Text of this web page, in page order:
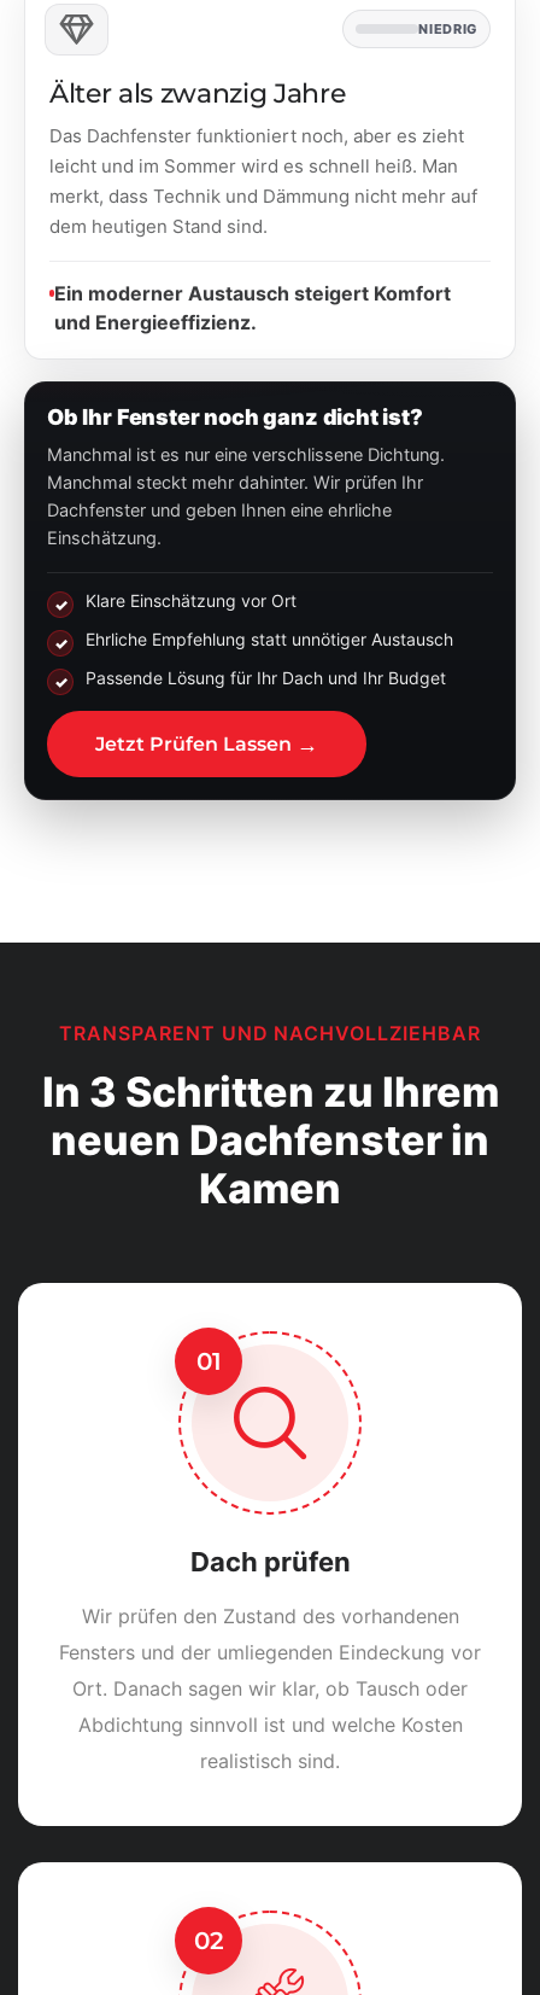
NIEDRIG
Älter als zwanzig Jahre
Das Dachfenster funktioniert noch, aber es zieht
leicht und im Sommer wird es schnell heiß. Man
merkt, dass Technik und Dämmung nicht mehr auf
dem heutigen Stand sind.
Ein moderner Austausch steigert Komfort
und Energieeffizienz.
Ob Ihr Fenster noch ganz dicht ist?
Manchmal ist es nur eine verschlissene Dichtung.
Manchmal steckt mehr dahinter. Wir prüfen Ihr
Dachfenster und geben Ihnen eine ehrliche
Einschätzung.
✓ Klare Einschätzung vor Ort
✓ Ehrliche Empfehlung statt unnötiger Austausch
✓ Passende Lösung für Ihr Dach und Ihr Budget
Jetzt Prüfen Lassen →
TRANSPARENT UND NACHVOLLZIEHBAR
In 3 Schritten zu Ihrem
neuen Dachfenster in
Kamen
01
Dach prüfen
Wir prüfen den Zustand des vorhandenen
Fensters und der umliegenden Eindeckung vor
Ort. Danach sagen wir klar, ob Tausch oder
Abdichtung sinnvoll ist und welche Kosten
realistisch sind.
02